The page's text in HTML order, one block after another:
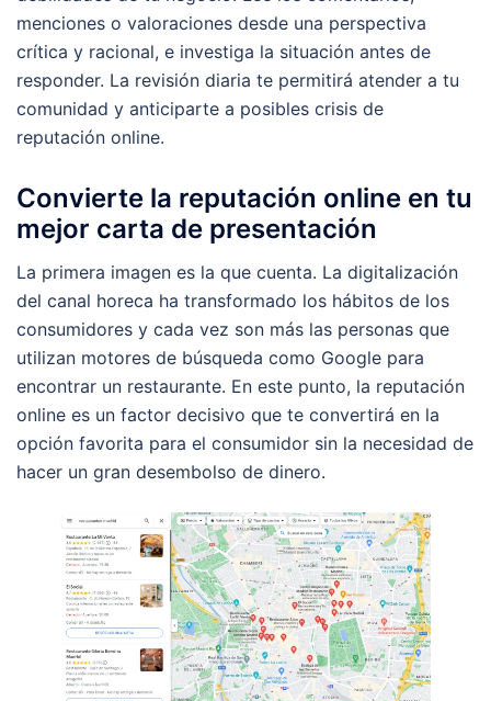
menciones o valoraciones desde una perspectiva
crítica y racional, e investiga la situación antes de
responder. La revisión diaria te permitirá atender a tu
comunidad y anticiparte a posibles crisis de
reputación online.
Convierte la reputación online en tu
mejor carta de presentación
La primera imagen es la que cuenta. La digitalización
del canal horeca ha transformado los hábitos de los
consumidores y cada vez son más las personas que
utilizan motores de búsqueda como Google para
encontrar un restaurante. En este punto, la reputación
online es un factor decisivo que te convertirá en la
opción favorita para el consumidor sin la necesidad de
hacer un gran desembolso de dinero.